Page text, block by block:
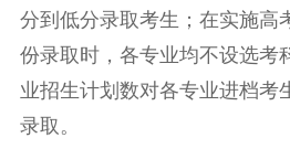
分到低分录取考生；在实施高
份录取时，各专业均不设选考
业招生计划数对各专业进档考
录取。